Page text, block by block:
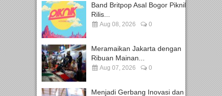
Band Britpop Asal Bogor Piknik
Rilis...
Aug 08, 2026 0
Meramaikan Jakarta dengan
Ribuan Mainan...
Aug 07, 2026 0
Menjadi Gerbang Inovasi dan